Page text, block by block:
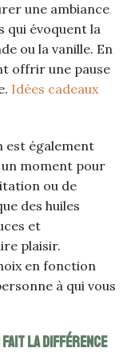
une ambiance
qui évoquent la
ou la vanille. En
offrir une pause
Idées cadeaux
est également
un moment pour
ou de
des huiles
et
plaisir.
en fonction
à qui vous
fait la différence